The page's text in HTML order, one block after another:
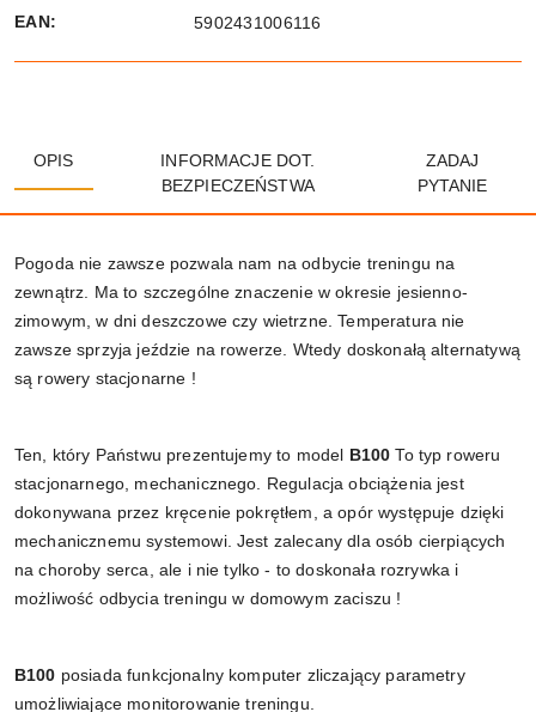
EAN: 5902431006116
OPIS
INFORMACJE DOT.
BEZPIECZEŃSTWA
ZADAJ
PYTANIE
Pogoda nie zawsze pozwala nam na odbycie treningu na
zewnątrz. Ma to szczególne znaczenie w okresie jesienno-
zimowym, w dni deszczowe czy wietrzne. Temperatura nie
zawsze sprzyja jeździe na rowerze. Wtedy doskonałą alternatywą
są rowery stacjonarne !
Ten, który Państwu prezentujemy to model B100To typ roweru
stacjonarnego, mechanicznego. Regulacja obciążenia jest
dokonywana przez kręcenie pokrętłem, a opór występuje dzięki
mechanicznemu systemowi. Jest zalecany dla osób cierpiących
na choroby serca, ale i nie tylko - to doskonała rozrywka i
możliwość odbycia treningu w domowym zaciszu !
B100 posiada funkcjonalny komputer zliczający parametry
umożliwiające monitorowanie treningu.